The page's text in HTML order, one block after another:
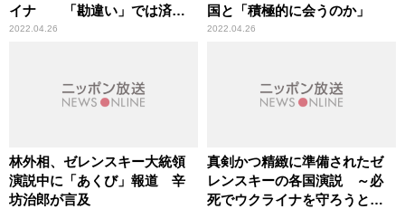
イナ 「勘違い」では済ま
ないあまりにも不幸な誤り
2022.04.26
国と「積極的に会うのか」
2022.04.26
林外相、ゼレンスキー大統領
演説中に「あくび」報道 辛
坊治郎が言及
真剣かつ精緻に準備されたゼ
レンスキーの各国演説 ～必
死でウクライナを守ろうと前